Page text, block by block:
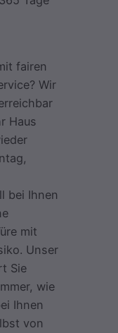
fairen
Wir
Haus
bei Ihnen
mit
Unser
Sie
wie
Ihnen
von